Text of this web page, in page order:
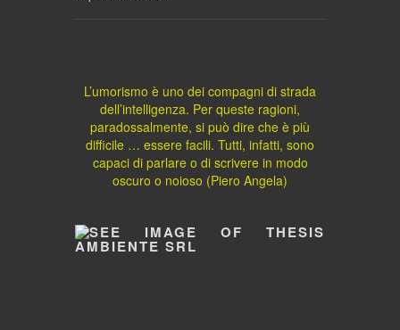
L’umorismo è uno dei compagni di strada
dell’intelligenza. Per queste ragioni,
paradossalmente, si può dire che è più
difficile … essere facili. Tutti, infatti, sono
capaci di parlare o di scrivere in modo
oscuro o noioso (Piero Angela)